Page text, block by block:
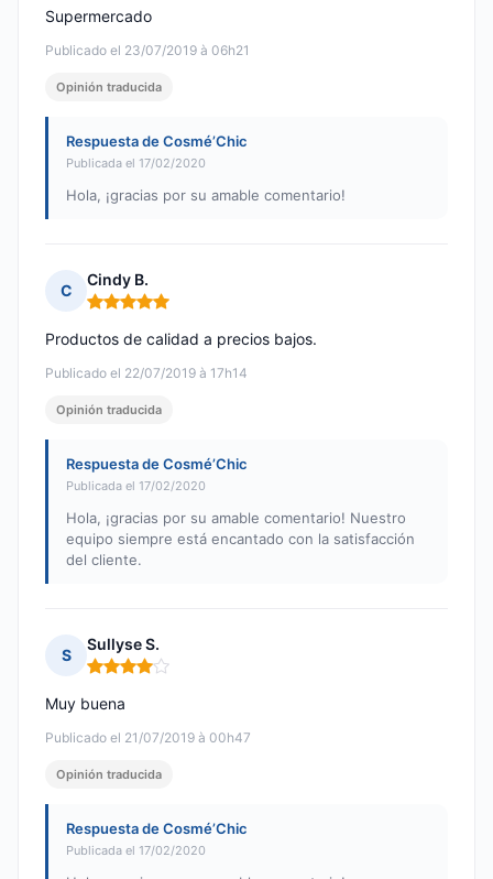
Publicado el 23/07/2019 à 06h21
Supermercado
Opinión traducida
Respuesta de Cosmé’Chic
Publicada el 17/02/2020
Hola, ¡gracias por su amable comentario!
C
Cindy B.
Nota: 5 de 5
Publicado el 22/07/2019 à 17h14
Productos de calidad a precios bajos.
Opinión traducida
Respuesta de Cosmé’Chic
Publicada el 17/02/2020
Hola, ¡gracias por su amable comentario! Nuestro
equipo siempre está encantado con la satisfacción
del cliente.
S
Sullyse S.
Nota: 4 de 5
Publicado el 21/07/2019 à 00h47
Muy buena
Opinión traducida
Respuesta de Cosmé’Chic
Publicada el 17/02/2020